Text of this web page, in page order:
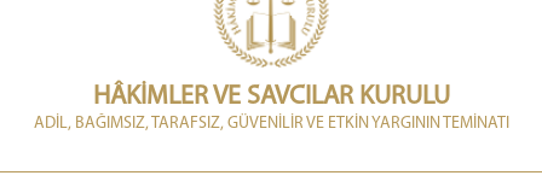
HÂKİMLER VE SAVCILAR KURULU
ADİL, BAĞIMSIZ, TARAFSIZ, GÜVENİLİR VE ETKİN YARGININ TEMİNATI